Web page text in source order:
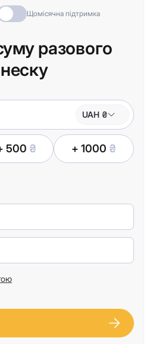
Щомісячна підтримка
разового
UAH ₴
500 ₴ + 1000 ₴